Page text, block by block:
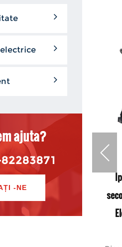
ajuta?
-NE
roți la distanță
de joystick Controller
cu scaune cu rotile